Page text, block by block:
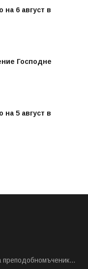
на 6 август в
Господне
на 5 август в
преподобномъченик...